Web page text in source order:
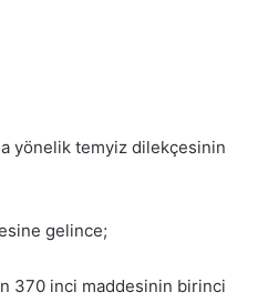
yönelik temyiz dilekçesinin
gelince;
370 inci maddesinin birinci